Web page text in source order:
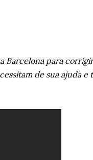
Barcelona para
de sua ajuda e